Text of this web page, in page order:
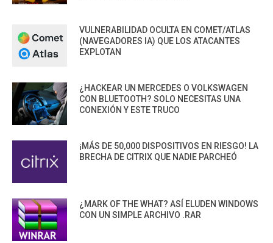
VULNERABILIDAD OCULTA EN COMET/ATLAS
(NAVEGADORES IA) QUE LOS ATACANTES
EXPLOTAN
¿HACKEAR UN MERCEDES O VOLKSWAGEN
CON BLUETOOTH? SOLO NECESITAS UNA
CONEXIÓN Y ESTE TRUCO
¡MÁS DE 50,000 DISPOSITIVOS EN RIESGO! LA
BRECHA DE CITRIX QUE NADIE PARCHEÓ
¿MARK OF THE WHAT? ASÍ ELUDEN WINDOWS
CON UN SIMPLE ARCHIVO .RAR